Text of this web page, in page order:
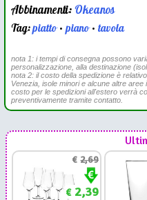
Abbinamenti:Okeanos
Tag:piatto•piano•tavola
nota 1: i tempi di consegna possono
personalizzazione, alla destinazione
nota 2: il costo della spedizione è
Venezia, isole minori e alcune altre
costo per le spedizioni all'estero verrà
preventivamente tramite contatto.
€2,69
€2,39